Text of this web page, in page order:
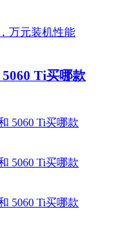
Ti买哪款